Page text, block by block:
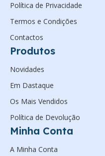
Política de Privacidade
Termos e Condições
Contactos
Produtos
Novidades
Em Dastaque
Os Mais Vendidos
Política de Devolução
Minha Conta
A Minha Conta